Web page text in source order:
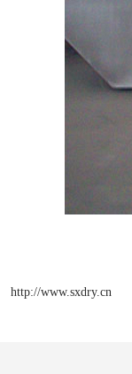
http://www.sxdry.cn